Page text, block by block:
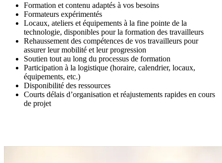
Formation et contenu adaptés à vos besoins
Formateurs expérimentés
Locaux, ateliers et équipements à la fine pointe de la
technologie, disponibles pour la formation des travailleurs
Rehaussement des compétences de vos travailleurs pour
assurer leur mobilité et leur progression
Soutien tout au long du processus de formation
Participation à la logistique (horaire, calendrier, locaux,
équipements, etc.)
Disponibilité des ressources
Courts délais d’organisation et réajustements rapides en cours
de projet